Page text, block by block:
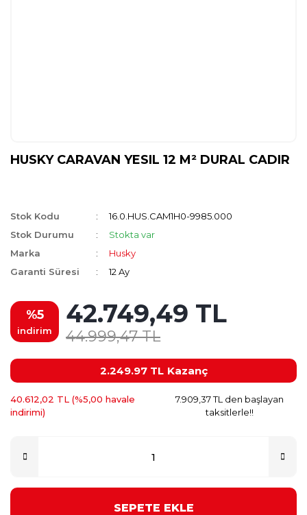
HUSKY CARAVAN YESIL 12 M² DURAL CADIR
Stok Kodu
16.0.HUS.CAM1H0-9985.000
Stok Durumu
Stokta var
Marka
Husky
Garanti Süresi
12 Ay
%5
indirim
42.749,49 TL
44.999,47 TL
2.249.97 TL Kazanç
40.612,02 TL (%5,00 havale
indirimi)
7.909,37 TL den başlayan
taksitlerle!!
SEPETE EKLE